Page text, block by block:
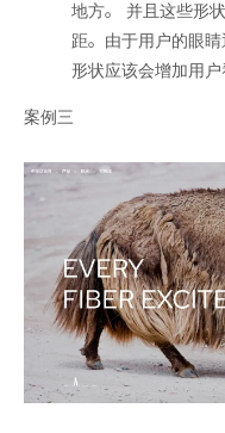
地方。 并且这些形
距。由于用户的眼
形状应该会增加用户
案例三